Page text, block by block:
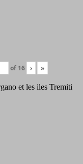
of 16 › »
et les iles Tremiti